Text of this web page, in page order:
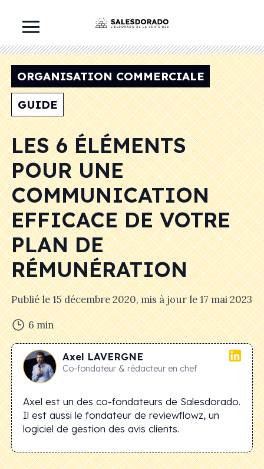
ORGANISATION COMMERCIALE
GUIDE
LES 6 ÉLÉMENTS
POUR UNE
COMMUNICATION
EFFICACE DE VOTRE
PLAN DE
RÉMUNÉRATION
Publié le15 décembre 2020, mis à jour le17 mai 2023
6 min
Axel LAVERGNE
Co-fondateur & rédacteur en chef
Axel est un des co-fondateurs de Salesdorado.
Il est aussi le fondateur de reviewflowz, un
logiciel de gestion des avis clients.